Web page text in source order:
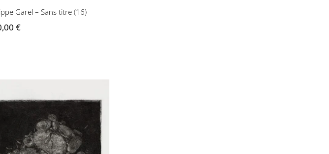
Garel – Sans titre (16)
€